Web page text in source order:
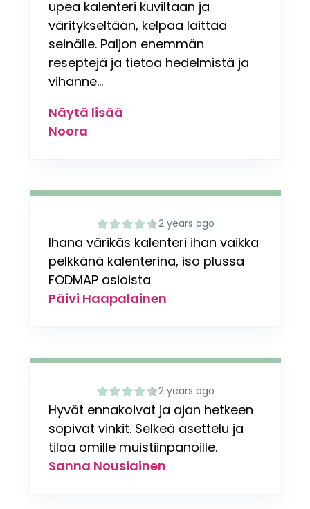
upea kalenteri kuviltaan ja
väritykseltään, kelpaa laittaa
seinälle. Paljon enemmän
reseptejä ja tietoa hedelmistä ja
vihanne...
Näytä lisää
Noora
2 years ago
Ihana värikäs kalenteri ihan vaikka
pelkkänä kalenterina, iso plussa
FODMAP asioista
Päivi Haapalainen
2 years ago
Hyvät ennakoivat ja ajan hetkeen
sopivat vinkit. Selkeä asettelu ja
tilaa omille muistiinpanoille.
Sanna Nousiainen